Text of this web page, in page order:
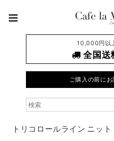
10,000円以
全国送
ご購入の前に
トリコロールライン ニッ